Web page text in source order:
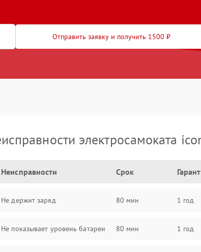
Отправить заявку и получить 1500 ₽
электросамоката
Неисправности Срок
Не держит заряд 80 мин 1 год
Не показывает уровень батареи 80 мин 1 год